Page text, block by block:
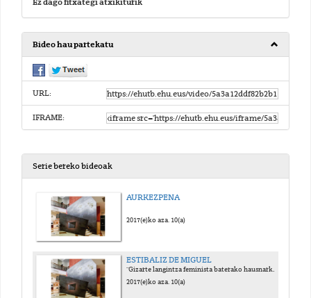
Ez dago fitxategi atxikiturik
Bideo hau partekatu
URL:
IFRAME:
Serie bereko bideoak
AURKEZPENA
2017(e)ko aza. 10(a)
ESTIBALIZ DE MIGUEL
"Gizarte langintza feminista baterako hausnarketa lerroak"
2017(e)ko aza. 10(a)